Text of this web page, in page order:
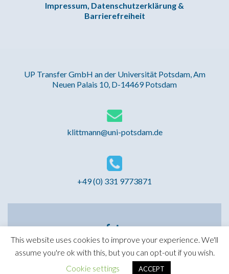
Impressum, Datenschutzerklärung &
Barrierefreiheit
UP Transfer GmbH an der Universität Potsdam, Am
Neuen Palais 10, D-14469 Potsdam
klittmann@uni-potsdam.de
+49 (0) 331 9773871
Facebook-
Link
LinkedIn-
Link
MEGA - Master of European Governance and
Administration
This website uses cookies to improve your experience. We'll
assume you're ok with this, but you can opt-out if you wish.
Cookie settings
ACCEPT